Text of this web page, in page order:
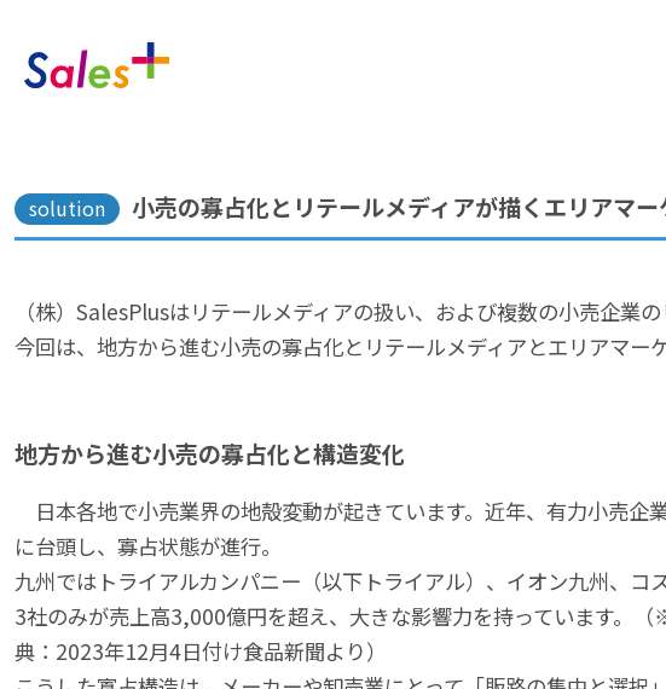
solution 小売の寡占化とリテールメディアが描くエリアマ
（株）SalesPlusはリテールメディアの扱い、および複数の小売企業
今回は、地方から進む小売の寡占化とリテールメディアとエリアマー
地方から進む小売の寡占化と構造変化
日本各地で小売業界の地殻変動が起きています。近年、有力小売企
に台頭し、寡占状態が進行。
九州ではトライアルカンパニー（以下トライアル）、イオン九州、コ
3社のみが売上高3,000億円を超え、大きな影響力を持っています。
典：2023年12月4日付け食品新聞より）